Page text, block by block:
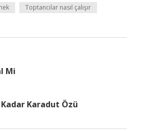
Toptancılar nasıl çalışır
Mi
Karadut Özü